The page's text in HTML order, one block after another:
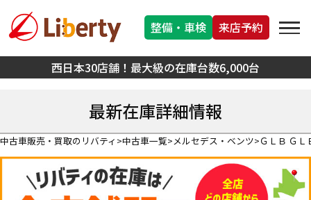
西日本30店舗！最大級の在庫台数6,000台
整備・車検 来店予約
最新在庫詳細情報
中古車販売・買取のリバティ 中古車一覧 メルセデス・ベンツ ＧＬＢ Ｇ